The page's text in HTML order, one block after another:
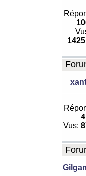
4
Vus: